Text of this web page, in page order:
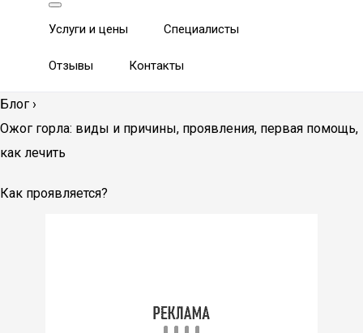
Услуги и цены Специалисты
Отзывы Контакты
Блог ›
Ожог горла: виды и причины, проявления, первая помощь,
как лечить
Как проявляется?